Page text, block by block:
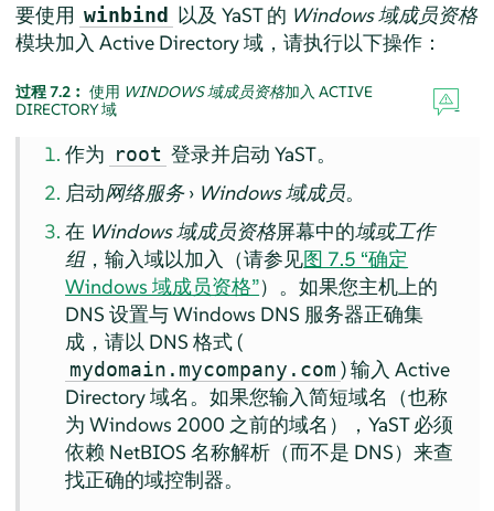
要使用 winbind 以及 YaST 的 Windows 域成员资格
模块加入 Active Directory 域，请执行以下操作：
过程 7.2︰ 使用 WINDOWS 域成员资格加入 ACTIVE
DIRECTORY 域
作为 root 登录并启动 YaST。
启动网络服务› Windows 域成员。
在 Windows 域成员资格屏幕中的域或工作
组，输入域以加入（请参见图 7.5 “确定
Windows 域成员资格”）。如果您主机上的
DNS 设置与 Windows DNS 服务器正确集
成，请以 DNS 格式 (
mydomain.mycompany.com ) 输入 Active
Directory 域名。如果您输入简短域名（也称
为 Windows 2000 之前的域名），YaST 必须
依赖 NetBIOS 名称解析（而不是 DNS）来查
找正确的域控制器。